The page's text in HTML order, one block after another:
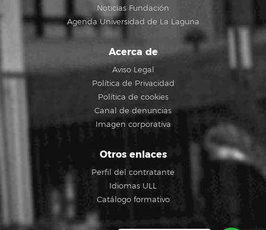
Noticias Fundación
Agenda Universidad de La Laguna
Acerca de
Aviso Legal
Política de Privacidad
Política de cookies
Canal de denuncias
Imagen corporativa
Otros enlaces
Perfil del contratante
Idiomas ULL
Catálogo formativo